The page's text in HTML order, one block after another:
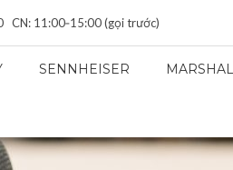
CN: 11:00‑15:00 (gọi trước)
SENNHEISER